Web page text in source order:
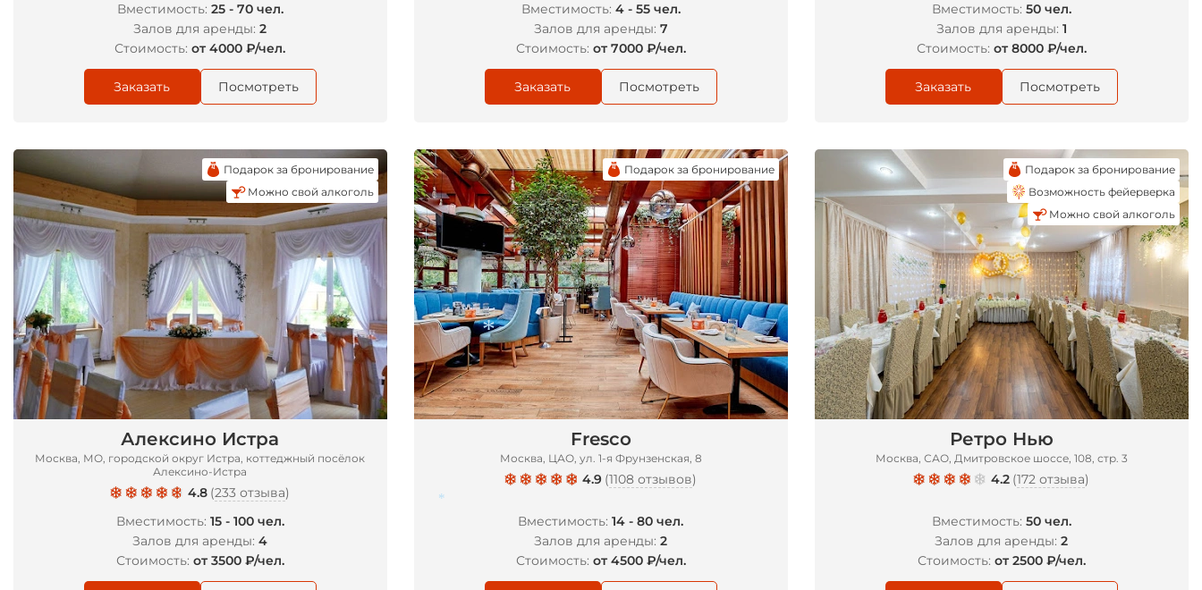
Вместимость: 25 - 70 чел.
Залов для аренды:2
Стоимость:от 4000 ₽/чел.
Заказать Посмотреть
Вместимость: 4 - 55 чел.
Залов для аренды: 7
Стоимость: от 7000 ₽/чел.
Заказать Посмотреть
Вместимость: 50 чел.
Залов для аренды: 1
Стоимость: от 8000 ₽/чел.
Заказать Посмотреть
Алексино Истра
Москва, МО, городской округ Истра, коттеджный посёлок
Алексино-Истра
4.8 (233 отзыва)
Вместимость: 15 - 100 чел.
Залов для аренды:4
Стоимость: от 3500 ₽/чел.
Подарок за бронирование
Можно свой алкоголь
Fresco
Москва, ЦАО, ул. 1-я Фрунзенская, 8
4.9 (1108 отзывов)
Вместимость:14 - 80 чел.
Залов для аренды:2
Стоимость: от 4500 ₽/чел.
Подарок за бронирование
Ретро Нью
Москва, САО, Дмитровское шоссе, 108, стр. 3
4.2 (172 отзыва)
Вместимость: 50 чел.
Залов для аренды:2
Стоимость: от 2500 ₽/чел.
Подарок за бронирование
Возможность фейерверка
Можно свой алкоголь
*